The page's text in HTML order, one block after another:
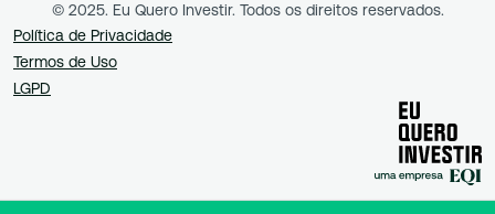
© 2025. Eu Quero Investir. Todos os direitos reservados.
Política de Privacidade
Termos de Uso
LGPD